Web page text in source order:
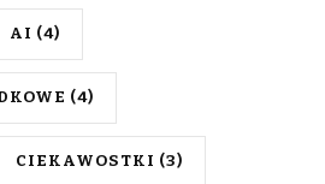
AI (4)
(4)
CIEKAWOSTKI (3)